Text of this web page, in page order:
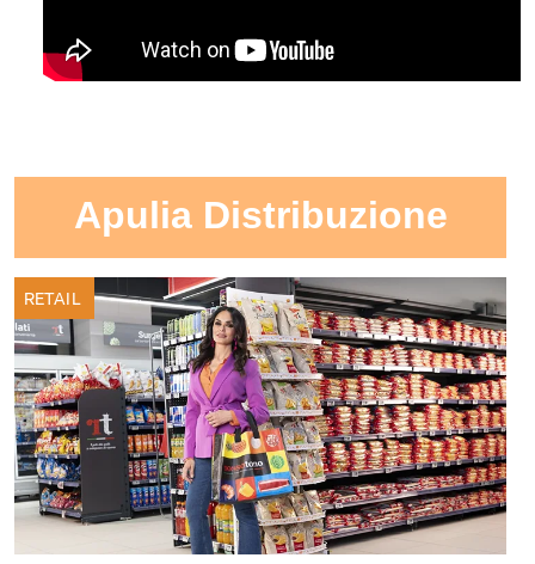
Apulia Distribuzione
RETAIL